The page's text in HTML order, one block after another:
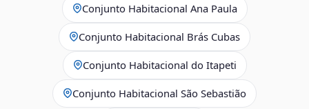
Conjunto Habitacional Ana Paula
Conjunto Habitacional Brás Cubas
Conjunto Habitacional do Itapeti
Conjunto Habitacional São Sebastião